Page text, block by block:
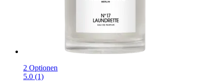
2 Optionen
5.0 (1)